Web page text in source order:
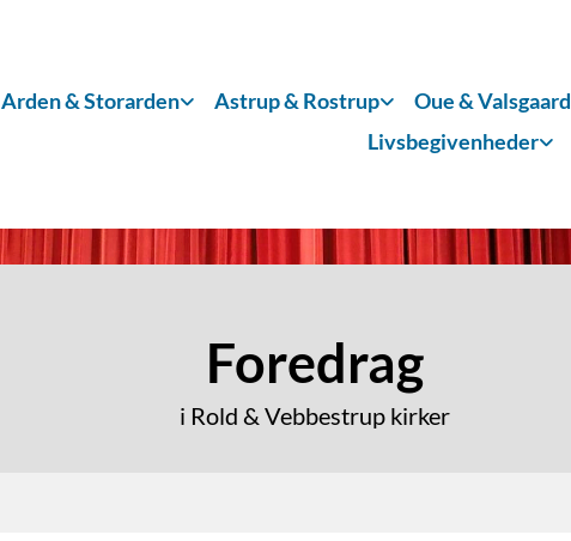
Arden & Storarden Astrup & Rostrup Oue & Valsgaard
Livsbegivenheder
Foredrag
i Rold & Vebbestrup kirker